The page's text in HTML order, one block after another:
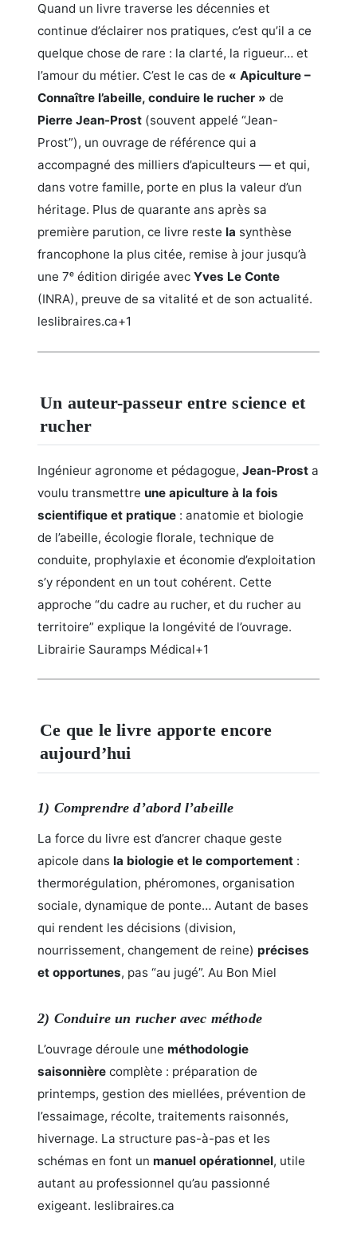
Quand un livre traverse les décennies et
continue d’éclairer nos pratiques, c’est qu’il a ce
quelque chose de rare : la clarté, la rigueur… et
l’amour du métier. C’est le cas de « Apiculture –
Connaître l’abeille, conduire le rucher » de
Pierre Jean-Prost (souvent appelé “Jean-
Prost”), un ouvrage de référence qui a
accompagné des milliers d’apiculteurs — et qui,
dans votre famille, porte en plus la valeur d’un
héritage. Plus de quarante ans après sa
première parution, ce livre reste la synthèse
francophone la plus citée, remise à jour jusqu’à
une 7ᵉ édition dirigée avec Yves Le Conte
(INRA), preuve de sa vitalité et de son actualité.
leslibraires.ca+1
Un auteur-passeur entre science et
rucher
Ingénieur agronome et pédagogue, Jean-Prost a
voulu transmettre une apiculture à la fois
scientifique et pratique : anatomie et biologie
de l’abeille, écologie florale, technique de
conduite, prophylaxie et économie d’exploitation
s’y répondent en un tout cohérent. Cette
approche “du cadre au rucher, et du rucher au
territoire” explique la longévité de l’ouvrage.
Librairie Sauramps Médical+1
Ce que le livre apporte encore
aujourd’hui
1) Comprendre d’abord l’abeille
La force du livre est d’ancrer chaque geste
apicole dans la biologie et le comportement :
thermorégulation, phéromones, organisation
sociale, dynamique de ponte… Autant de bases
qui rendent les décisions (division,
nourrissement, changement de reine) précises
et opportunes, pas “au jugé”. Au Bon Miel
2) Conduire un rucher avec méthode
L’ouvrage déroule une méthodologie
saisonnière complète : préparation de
printemps, gestion des miellées, prévention de
l’essaimage, récolte, traitements raisonnés,
hivernage. La structure pas-à-pas et les
schémas en font un manuel opérationnel, utile
autant au professionnel qu’au passionné
exigeant. leslibraires.ca